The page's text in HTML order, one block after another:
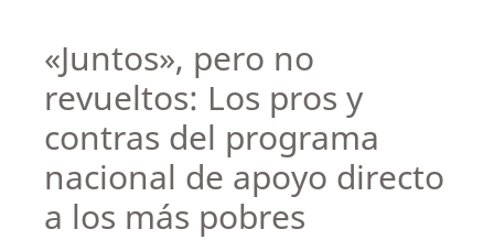
«Juntos», pero no
revueltos: Los pros y
contras del programa
nacional de apoyo directo
a los más pobres